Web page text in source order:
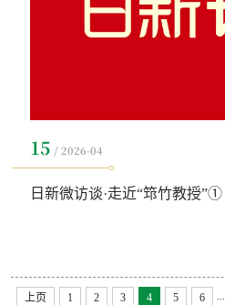
15 2026-04
日新微访谈·走近“筇竹教授
上页 1 2 3 4 5 6 ...